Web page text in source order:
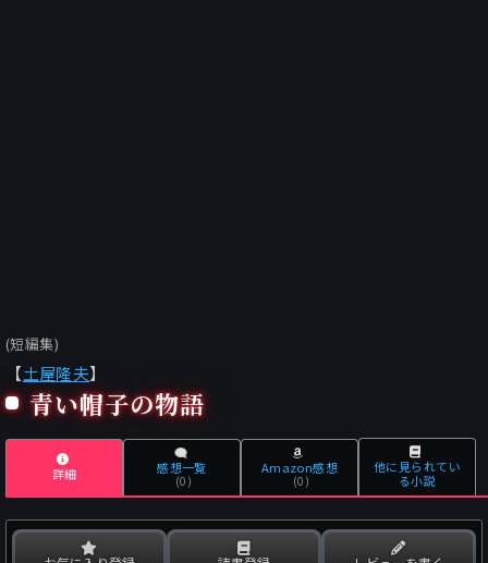
(短編集)
【土屋隆夫】
青い帽子の物語
詳細 感想一覧
(0)
Amazon感想
(0)
他に見られてい
る小説